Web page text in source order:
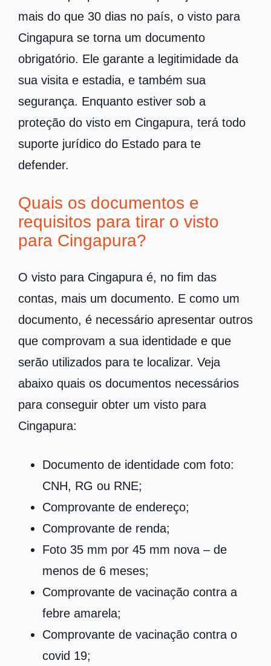
mais do que 30 dias no país, o visto para
Cingapura se torna um documento
obrigatório. Ele garante a legitimidade da
sua visita e estadia, e também sua
segurança. Enquanto estiver sob a
proteção do visto em Cingapura, terá todo
suporte jurídico do Estado para te
defender.
Quais os documentos e
requisitos para tirar o visto
para Cingapura?
‌O visto para Cingapura é, no fim das
contas, mais um documento. E como um
documento, é necessário apresentar outros
que comprovam a sua identidade e que
serão utilizados para te localizar. Veja
abaixo quais os documentos necessários
para conseguir obter um visto para
Cingapura:
Documento de identidade com foto:
CNH, RG ou RNE;
Comprovante de endereço;
Comprovante de renda;
Foto 35 mm por 45 mm nova – de
menos de 6 meses;
Comprovante de vacinação contra a
febre amarela;
Comprovante de vacinação contra o
covid 19;